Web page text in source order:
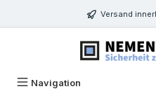
Zum Hauptinhalt springenVersand
Navigation